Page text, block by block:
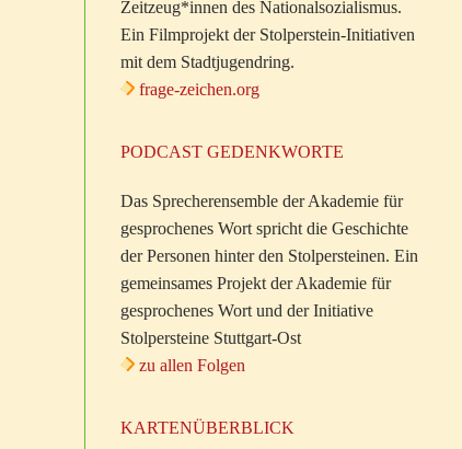
Zeitzeug*innen des Nationalsozialismus.
Ein Filmprojekt der Stolperstein-Initiativen
mit dem Stadtjugendring.
frage-zeichen.org
PODCAST GEDENKWORTE
Das Sprecherensemble der Akademie für
gesprochenes Wort spricht die Geschichte
der Personen hinter den Stolpersteinen. Ein
gemeinsames Projekt der Akademie für
gesprochenes Wort und der Initiative
Stolpersteine Stuttgart-Ost
zu allen Folgen
KARTENÜBERBLICK